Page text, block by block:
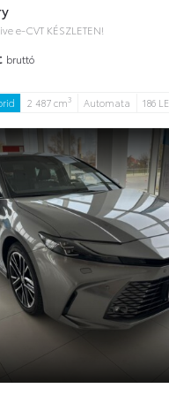
e-CVT KÉSZLETEN!
bruttó
2 487 cm3 Automata 186 LE